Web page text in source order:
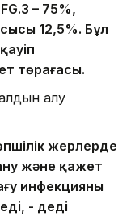
– 75%,
12,5%. Бұл
төрағасы.
алу
жерлерде
және қажет
инфекцияны
- деді